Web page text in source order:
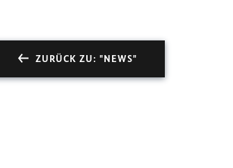
ZURÜCK ZU: "NEWS"